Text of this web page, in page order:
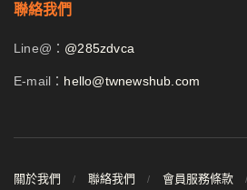
聯絡我們
Line@： @285zdvca
E-mail： hello@twnewshub.com
關於我們 聯絡我們 會員服務條款